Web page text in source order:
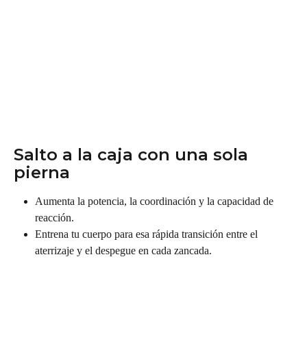
Salto a la caja con una sola
pierna
Aumenta la potencia, la coordinación y la capacidad de
reacción.
Entrena tu cuerpo para esa rápida transición entre el
aterrizaje y el despegue en cada zancada.